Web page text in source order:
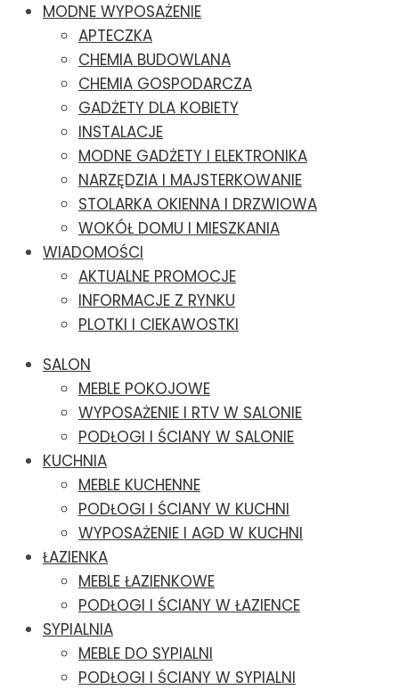
MODNE WYPOSAŻENIE
APTECZKA
CHEMIA BUDOWLANA
CHEMIA GOSPODARCZA
GADŻETY DLA KOBIETY
INSTALACJE
MODNE GADŻETY I ELEKTRONIKA
NARZĘDZIA I MAJSTERKOWANIE
STOLARKA OKIENNA I DRZWIOWA
WOKÓŁ DOMU I MIESZKANIA
WIADOMOŚCI
AKTUALNE PROMOCJE
INFORMACJE Z RYNKU
PLOTKI I CIEKAWOSTKI
SALON
MEBLE POKOJOWE
WYPOSAŻENIE I RTV W SALONIE
PODŁOGI I ŚCIANY W SALONIE
KUCHNIA
MEBLE KUCHENNE
PODŁOGI I ŚCIANY W KUCHNI
WYPOSAŻENIE I AGD W KUCHNI
ŁAZIENKA
MEBLE ŁAZIENKOWE
PODŁOGI I ŚCIANY W ŁAZIENCE
SYPIALNIA
MEBLE DO SYPIALNI
PODŁOGI I ŚCIANY W SYPIALNI